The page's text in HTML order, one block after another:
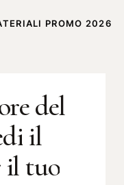
PROMO 2026
del
il
iltuo